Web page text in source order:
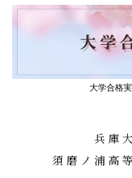
大学合格
兵庫
須磨ノ浦高